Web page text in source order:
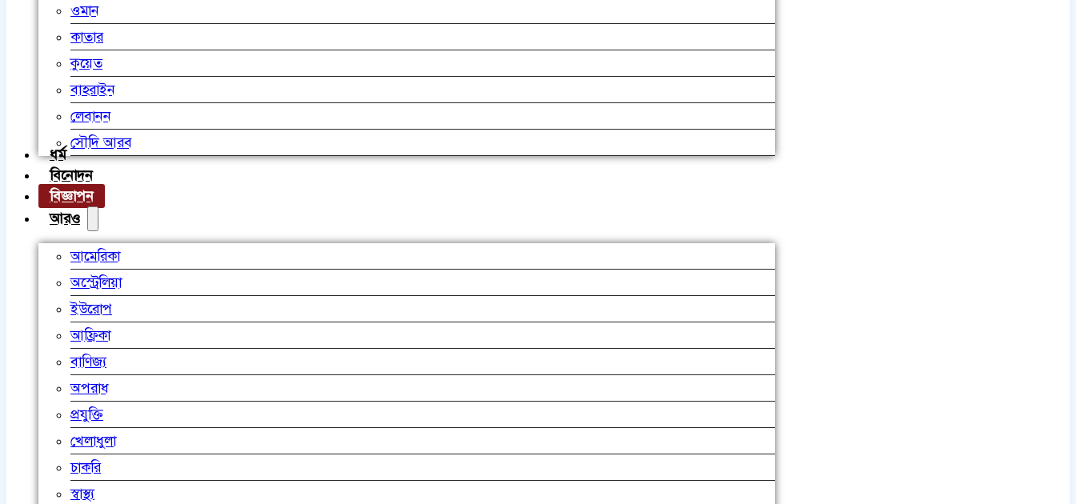
ওমান
কাতার
কুয়েত
বাহরাইন
লেবানন
সৌদি আরব
ধর্ম
বিনোদন
বিজ্ঞাপন
আরও
আমেরিকা
অস্ট্রেলিয়া
ইউরোপ
আফ্রিকা
বাণিজ্য
অপরাধ
প্রযুক্তি
খেলাধুলা
চাকরি
স্বাস্থ্য